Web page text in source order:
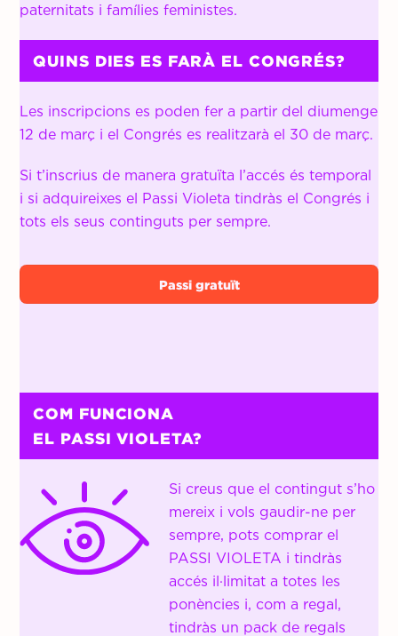
paternitats i famílies feministes.
QUINS DIES ES FARÀ EL CONGRÉS?
Les inscripcions es poden fer a partir del diumenge
12 de març i el Congrés es realitzarà el 30 de març.
Sit’inscrius de manera gratuïta l’accés és temporal
i si adquireixes el Passi Violeta tindràs el Congrés i
tots els seus continguts per sempre.
Passi gratuït
COM FUNCIONA
EL PASSI VIOLETA?
Si creus que el contingut s’ho
mereix i vols gaudir-ne per
sempre, pots comprar el
PASSI VIOLETA i tindràs
accés il·limitat a totes les
ponències i, com a regal,
tindràs un pack de regals